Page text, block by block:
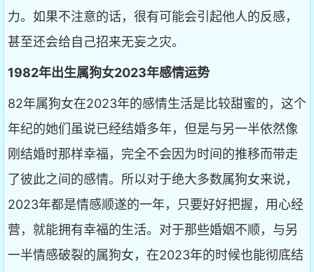
力。如果不注意的话，很有可能会引起他人的反感，
甚至还会给自己招来无妄之灾。
1982年出生属狗女2023年感情运势
82年属狗女在2023年的感情生活是比较甜蜜的，这个
年纪的她们虽说已经结婚多年，但是与另一半依然像
刚结婚时那样幸福，完全不会因为时间的推移而带走
了彼此之间的感情。所以对于绝大多数属狗女来说，
2023年都是情感顺遂的一年，只要好好把握，用心经
营，就能拥有幸福的生活。对于那些婚姻不顺，与另
一半情感破裂的属狗女，在2023年的时候也能彻底结